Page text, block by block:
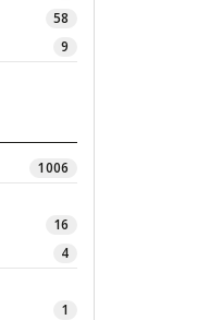
58
9
1006
16
4
1